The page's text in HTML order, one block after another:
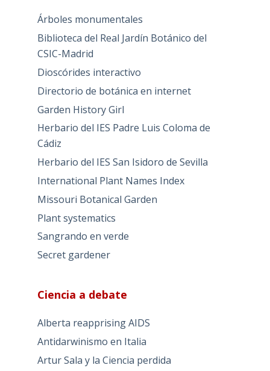
Árboles monumentales
Biblioteca del Real Jardín Botánico del
CSIC-Madrid
Dioscórides interactivo
Directorio de botánica en internet
Garden History Girl
Herbario del IES Padre Luis Coloma de
Cádiz
Herbario del IES San Isidoro de Sevilla
International Plant Names Index
Missouri Botanical Garden
Plant systematics
Sangrando en verde
Secret gardener
Ciencia a debate
Alberta reapprising AIDS
Antidarwinismo en Italia
Artur Sala y la Ciencia perdida